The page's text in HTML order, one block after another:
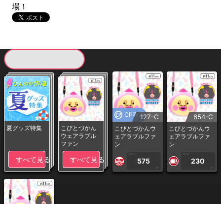
場！
夏グッズ特集
すべて見る
こびとづかん
ウェアラブル
ファン
すべて見る
CP専用127-C
こびとづかんウ
ェアラブルファ
ン
1PLAY
575
CP
654-C
こびとづかんウ
ェアラブルファ
ン
1PLAY
230
CP